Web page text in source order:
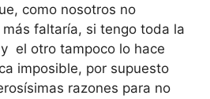
como nosotros no
más faltaría, si tengo toda la
el otro tampoco lo hace
imposible, por supuesto
razones para no